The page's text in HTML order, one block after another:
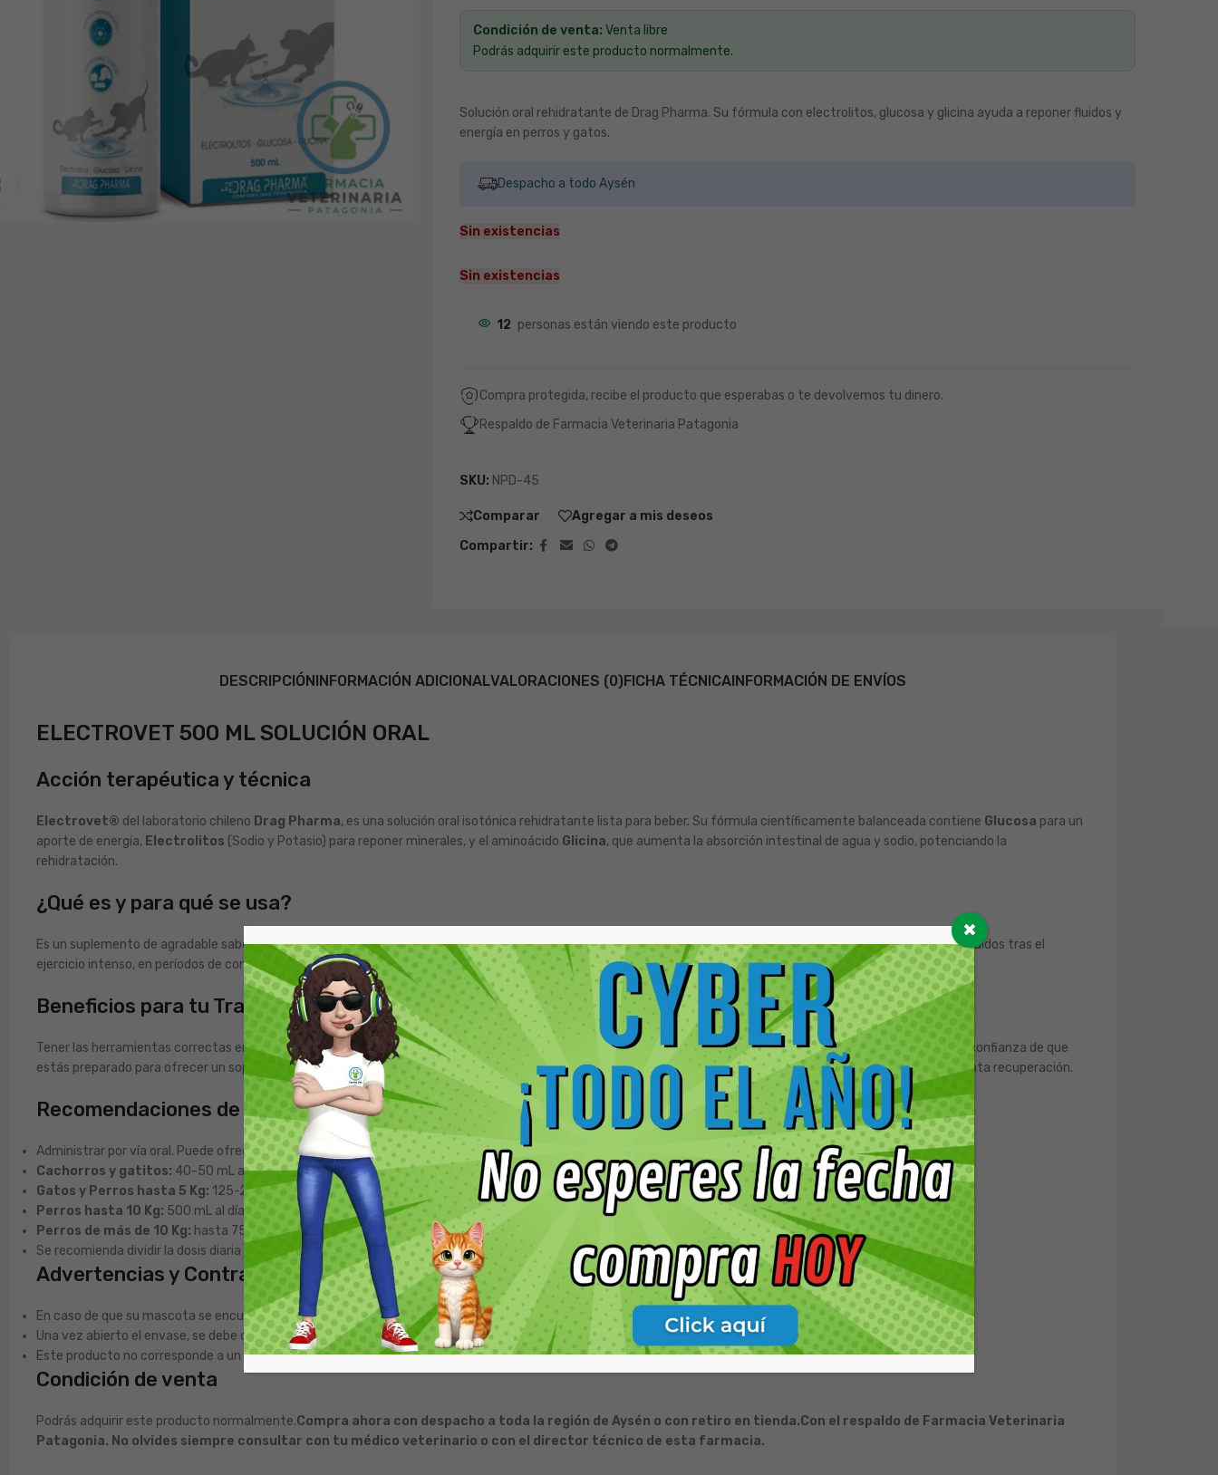
Clic para ampliar
Condición de venta: Venta libre
Podrás adquirir este producto normalmente.
Solución oral rehidratante de Drag Pharma. Su fórmula con electrolitos, glucosa y glicina ayuda a reponer fluidos y
energía en perros y gatos.
Despacho a todo Aysén
Sin existencias
Sin existencias
12 personas están viendo este producto
Compra protegida, recibe el producto que esperabas o te devolvemos tu dinero.
Respaldo de Farmacia Veterinaria Patagonia
SKU: NPD-45
Comparar
Agregar a mis deseos
Compartir:
DESCRIPCIÓNINFORMACIÓN ADICIONALVALORACIONES (0)FICHA TÉCNICAINFORMACIÓN DE ENVÍOS
ELECTROVET 500 ML SOLUCIÓN ORAL
Acción terapéutica y técnica
Electrovet® del laboratorio chileno Drag Pharma, es una solución oral isotónica rehidratante lista para beber. Su fórmula científicamente balanceada contiene Glucosa para un
aporte de energía, Electrolitos (Sodio y Potasio) para reponer minerales, y el aminoácido Glicina, que aumenta la absorción intestinal de agua y sodio, potenciando la
rehidratación.
¿Qué es y para qué se usa?
Es un suplemento de agradable sabor para perros y gatos, que ayuda en la terapia de rehidratación. Se utiliza para restablecer el déficit de agua y electrolitos perdidos tras el
ejercicio intenso, en períodos de convalecencia, viajes o por trastornos digestivos. Es un soporte fundamental para la recuperación de fluidos.
Beneficios para tu Tranquilidad y el Bienestar de tu Mascota
Tener las herramientas correctas en casa te da el poder de actuar con seguridad. Electrovet es un pilar en el botiquín de cualquier tutor responsable, dándote la confianza de que
estás preparado para ofrecer un soporte de hidratación vital a tu mascota ante los primeros signos de decaimiento o tras un esfuerzo físico, asegurando su pronta recuperación.
Recomendaciones de Uso
Administrar por vía oral. Puede ofrecerse directamente en el plato de bebida para consumo voluntario o a través de la jeringa dosificadora.
Cachorros y gatitos: 40-50 mL al día.
Gatos y Perros hasta 5 Kg: 125-250 mL al día.
Perros hasta 10 Kg: 500 mL al día.
Perros de más de 10 Kg: hasta 750 mL al día.
Se recomienda dividir la dosis diaria en dos a tres administraciones.
Advertencias y Contraindicaciones
En caso de que su mascota se encuentre visiblemente deshidratada, debe ser evaluada por un Médico Veterinario.
Una vez abierto el envase, se debe consumir antes de una semana y mantener refrigerado.
Este producto no corresponde a un alimento completo.
Condición de venta
Podrás adquirir este producto normalmente.Compra ahora con despacho a toda la región de Aysén o con retiro en tienda.Con el respaldo de Farmacia Veterinaria
Patagonia. No olvides siempre consultar con tu médico veterinario o con el director técnico de esta farmacia.
✖